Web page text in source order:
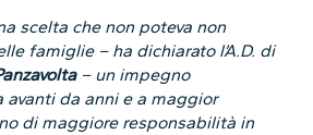
scelta che non poteva non
famiglie – ha dichiarato l’A.D. di
– un impegno
da anni e a maggior
di maggiore responsabilità in